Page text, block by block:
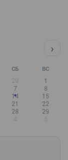
›
СБ ВС
29
1
7
8
14
15
21
22
28
29
4 5